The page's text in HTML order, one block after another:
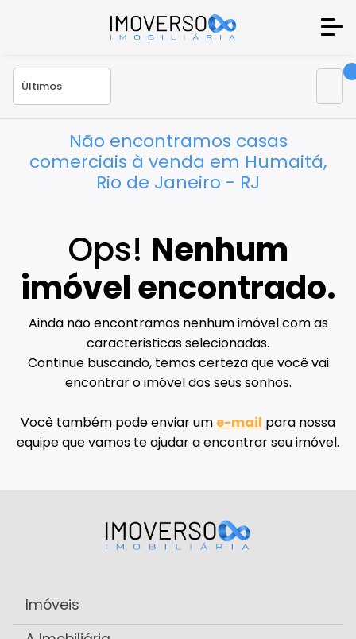
Não encontramos casas
comerciais à venda em Humaitá,
Rio de Janeiro - RJ
Ops! Nenhum
imóvel encontrado.
Ainda não encontramos nenhum imóvel com as
caracteristicas selecionadas.
Continue buscando, temos certeza que você vai
encontrar o imóvel dos seus sonhos.
Você também pode enviar um e-mail para nossa
equipe que vamos te ajudar a encontrar seu imóvel.
Imóveis